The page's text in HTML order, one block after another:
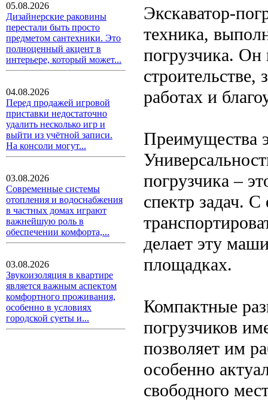
05.08.2026
Дизайнерские раковины
перестали быть просто
предметом сантехники. Это
полноценный акцент в
интерьере, который может...
04.08.2026
Перед продажей игровой
приставки недостаточно
удалить несколько игр и
выйти из учётной записи.
На консоли могут...
03.08.2026
Современные системы
отопления и водоснабжения
в частных домах играют
важнейшую роль в
обеспечении комфорта,...
03.08.2026
Звукоизоляция в квартире
является важным аспектом
комфортного проживания,
особенно в условиях
городской суеты и...
Экскаватор-
техника,
погрузчика.
строительстве,
работах и
Преимущества
погрузчика –
спектр задач.
делает эту
площадках.
Компактные
погрузчиков
позволяет им
особенно
свободного